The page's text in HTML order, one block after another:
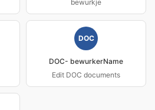
bewurkje
DOC
DOC- bewurkerName
Edit DOC documents